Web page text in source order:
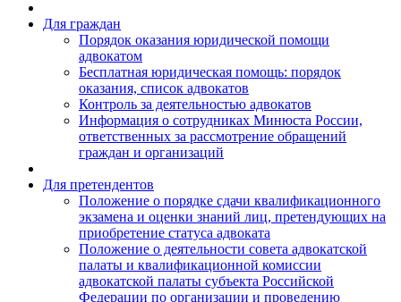
Для граждан
Порядок оказания юридической помощи
адвокатом
Бесплатная юридическая помощь: порядок
оказания, список адвокатов
Контроль за деятельностью адвокатов
Информация о сотрудниках Минюста России,
ответственных за рассмотрение обращений
граждан и организаций
Для претендентов
Положение о порядке сдачи квалификационного
экзамена и оценки знаний лиц, претендующих на
приобретение статуса адвоката
Положение о деятельности совета адвокатской
палаты и квалификационной комиссии
адвокатской палаты субъекта Российской
Федерации по организации и проведению